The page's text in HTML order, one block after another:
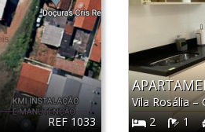
REF 1033
Vila Rosália–
2
1